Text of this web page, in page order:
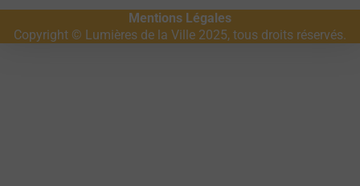
Mentions Légales
Copyright © Lumières de la Ville 2025, tous droits réservés.